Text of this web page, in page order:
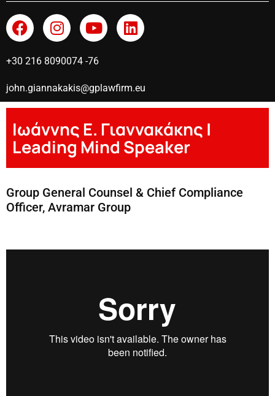
Ιωάννης Ε. Γιαννακάκης |
Leading Mind Speaker
Group General Counsel & Chief Compliance
Officer, Avramar Group
+30 216 8090074 -76
john.giannakakis@gplawfirm.eu